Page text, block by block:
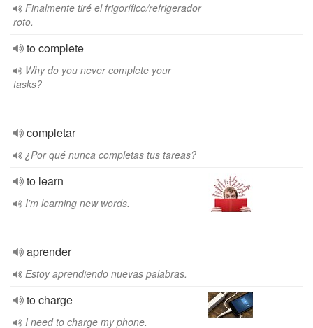
Finalmente tiré el frigorífico/refrigerador
roto.
to complete
Why do you never complete your
tasks?
completar
¿Por qué nunca completas tus tareas?
to learn
I'm learning new words.
aprender
Estoy aprendiendo nuevas palabras.
to charge
I need to charge my phone.